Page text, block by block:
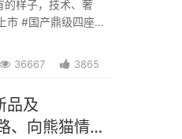
样子，技术、奢
市 #国产鼎级四座
36667 3865
品及
、向熊猫情感